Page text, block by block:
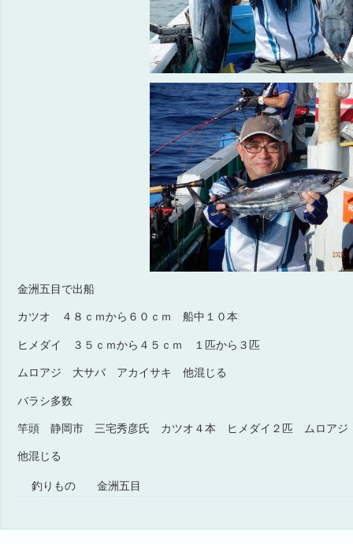
金洲五目で出船
カツオ ４８ｃｍから６０ｃｍ 船中１０本
ヒメダイ ３５ｃｍから４５ｃｍ １匹から３匹
ムロアジ 大サバ アカイサキ 他混じる
バラシ多数
竿頭 静岡市 三宅秀彦氏 カツオ４本 ヒメダイ２匹 ムロア
他混じる
釣りもの 金洲五目